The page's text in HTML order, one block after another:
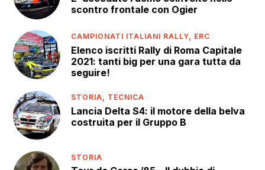
scontro frontale con Ogier
CAMPIONATI ITALIANI RALLY, ERC
Elenco iscritti Rally di Roma Capitale
2021: tanti big per una gara tutta da
seguire!
STORIA, TECNICA
Lancia Delta S4: il motore della belva
costruita per il Gruppo B
STORIA